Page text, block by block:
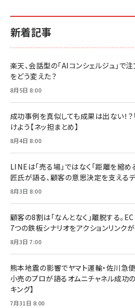
新着記事
楽天、会話型の「AIコンシェルジュ」で
をどう変えた？
8月5日 8:00
成功事例を真似しても成果は出ない！
けよう【ネッ担まとめ】
8月4日 8:00
LINEは「売る場」ではなく「距離を縮め
匠氏が語る、顧客の意思決定を支える
8月3日 8:00
顧客の8割は「なんとなく」離脱する。
7つの鉄板シナリオをアクションリンク
8月3日 7:00
熊本地震の影響でヤマト運輸・佐川急
小売のプロが語るオムニチャネル成功
キング】
7月31日 8:00